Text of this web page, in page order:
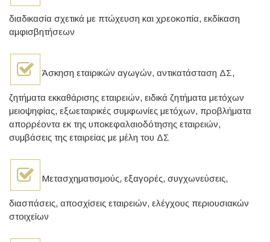
διαδικασία σχετικά με πτώχευση και χρεοκοπία, εκδίκαση
αμφισβητήσεων
Άσκηση εταιρικών αγωγών, αντικατάσταση ΔΣ,
ζητήματα εκκαθάρισης εταιρειών, ειδικά ζητήματα μετόχων
μειοψηφίας, εξωεταιρικές συμφωνίες μετόχων, προβλήματα
απορρέοντα εκ της υποκεφαλαιοδότησης εταιρειών,
συμβάσεις της εταιρείας με μέλη του ΔΣ
Μετασχηματισμούς, εξαγορές, συγχωνεύσεις,
διασπάσεις, αποσχίσεις εταιρειών, ελέγχους περιουσιακών
στοιχείων